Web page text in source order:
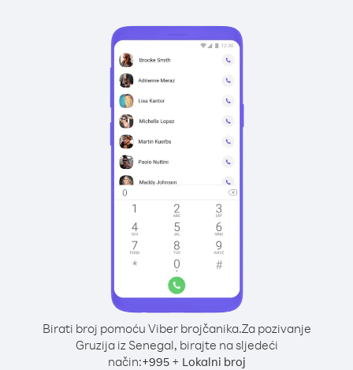
Birati broj pomoću Viber brojčanika.Za pozivanje
Gruzija iz Senegal, birajte na sljedeći
način:+995+ Lokalni broj